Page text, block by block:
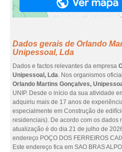
Dados gerais de Orlando
Unipessoal, Lda
Dados e factos relevantes da empresa
Unipessoal, Lda. Nos organismos
Orlando Martins Gonçalves,
UNIP. Desde o início da sua atividade
adquiriu mais de 17 anos de
especialmente em Construção de
residenciais). De acordo com os dados
atualização é do dia 21 de julho de
endereço POÇO DOS FERREIROS
Este endereço fica em SAO BRAS